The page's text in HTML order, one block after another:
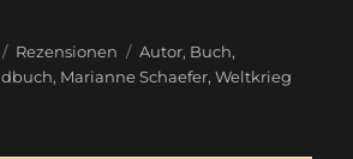
Kategorien
Rezensionen Schlagwörter
Autor, Buch,
, Marianne Schaefer,Weltkrieg